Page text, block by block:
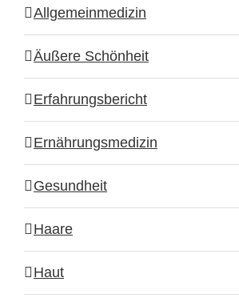
Allgemeinmedizin
Äußere Schönheit
Erfahrungsbericht
Ernährungsmedizin
Gesundheit
Haare
Haut